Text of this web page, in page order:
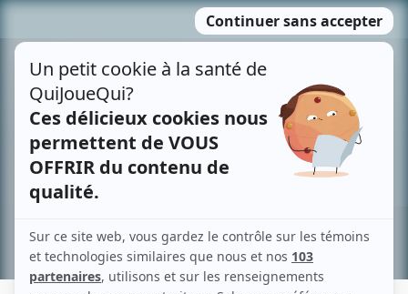
MENU
contenu
Recherche avancée »